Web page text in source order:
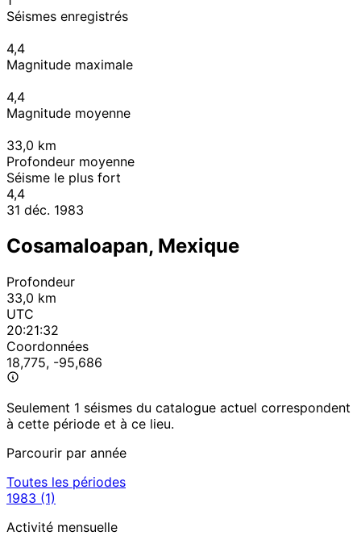
Séismes enregistrés
4,4
Magnitude maximale
4,4
Magnitude moyenne
33,0 km
Profondeur moyenne
Séisme le plus fort
4,4
31 déc. 1983
Cosamaloapan, Mexique
Profondeur
33,0 km
UTC
20:21:32
Coordonnées
18,775, -95,686
Seulement 1 séismes du catalogue actuel correspondent
à cette période et à ce lieu.
Parcourir par année
Toutes les périodes
1983 (1)
Activité mensuelle